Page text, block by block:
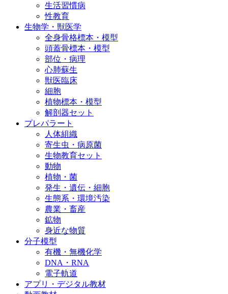
生活習慣病
性教育
生物学・獣医学
全身骨格標本・模型
頭蓋骨標本・模型
部位・病理
心肺蘇生
獣医臨床
細胞
植物標本・模型
解剖器セット
プレパラート
人体組織
寄生虫・病原菌
生物教育セット
動物
植物・菌
発生・遺伝・細胞
生態系・環境汚染
農業・畜産
鉱物
身近な物質
分子模型
有機・無機化学
DNA・RNA
電子軌道
アプリ・デジタル教材